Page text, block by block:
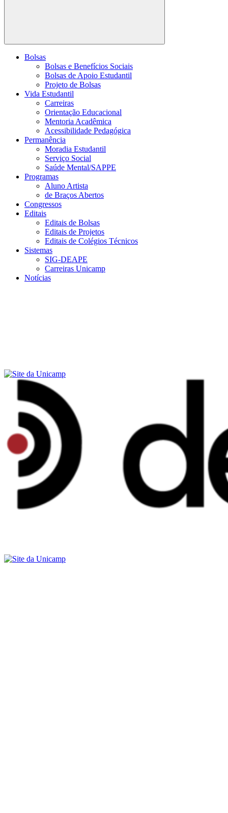
Buscar
Bolsas
Bolsas e Benefícios Sociais
Bolsas de Apoio Estudantil
Projeto de Bolsas
Vida Estudantil
Carreiras
Orientação Educacional
Mentoria Acadêmica
Acessibilidade Pedagógica
Permanência
Moradia Estudantil
Serviço Social
Saúde Mental/SAPPE
Programas
Aluno Artista
de Braços Abertos
Congressos
Editais
Editais de Bolsas
Editais de Projetos
Editais de Colégios Técnicos
Sistemas
SIG-DEAPE
Carreiras Unicamp
Notícias